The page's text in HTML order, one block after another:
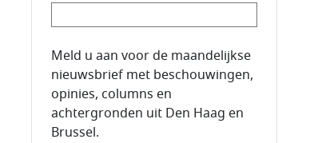
E-mailadres van de abonnee.
Meld u aan voor de maandelijkse
nieuwsbrief met beschouwingen,
opinies, columns en
achtergronden uit Den Haag en
Brussel.